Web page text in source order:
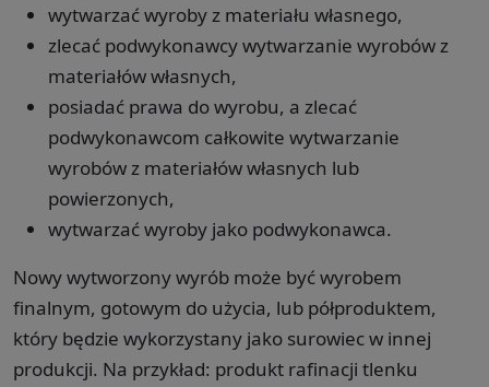
wytwarzać wyroby z materiału własnego,
zlecać podwykonawcy wytwarzanie wyrobów z
materiałów własnych,
posiadać prawa do wyrobu, a zlecać
podwykonawcom całkowite wytwarzanie
wyrobów z materiałów własnych lub
powierzonych,
wytwarzać wyroby jako podwykonawca.
Nowy wytworzony wyrób może być wyrobem
finalnym, gotowym do użycia, lub półproduktem,
który będzie wykorzystany jako surowiec w innej
produkcji. Na przykład: produkt rafinacji tlenku